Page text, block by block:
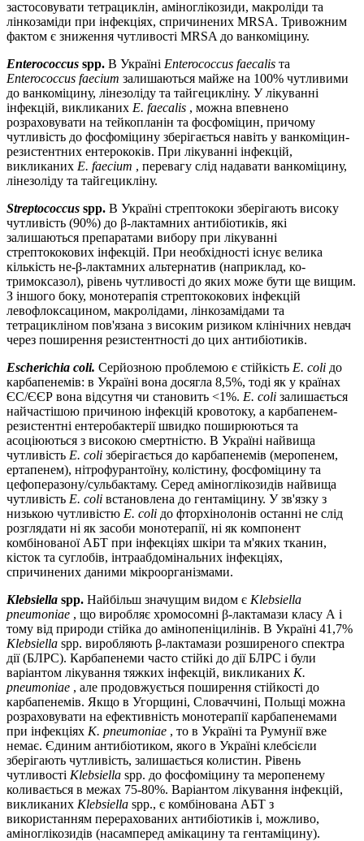
застосовувати тетрациклін, аміноглікозиди, макроліди та
лінкозаміди при інфекціях, спричинених MRSA. Тривожним
фактом є зниження чутливості MRSA до ванкоміцину.
Enterococcus spp. В Україні Enterococcus faecalis та
Enterococcus faecium залишаються майже на 100% чутливими
до ванкоміцину, лінезоліду та тайгецикліну. У лікуванні
інфекцій, викликаних E. faecalis , можна впевнено
розраховувати на тейкопланін та фосфоміцин, причому
чутливість до фосфоміцину зберігається навіть у ванкоміцин-
резистентних ентерококів. При лікуванні інфекцій,
викликаних E. faecium , перевагу слід надавати ванкоміцину,
лінезоліду та тайгецикліну.
Streptococcus spp. В Україні стрептококи зберігають високу
чутливість (90%) до β-лактамних антибіотиків, які
залишаються препаратами вибору при лікуванні
стрептококових інфекцій. При необхідності існує велика
кількість не-β-лактамних альтернатив (наприклад, ко-
тримоксазол), рівень чутливості до яких може бути ще вищим.
З іншого боку, монотерапія стрептококових інфекцій
левофлоксацином, макролідами, лінкозамідами та
тетрацикліном пов'язана з високим ризиком клінічних невдач
через поширення резистентності до цих антибіотиків.
Escherichia coli. Серйозною проблемою є стійкість E. coli до
карбапенемів: в Україні вона досягла 8,5%, тоді як у країнах
ЄС/ЄЄР вона відсутня чи становить <1%. E. coli залишається
найчастішою причиною інфекцій кровотоку, а карбапенем-
резистентні ентеробактерії швидко поширюються та
асоціюються з високою смертністю. В Україні найвища
чутливість E. coli зберігається до карбапенемів (меропенем,
ертапенем), нітрофурантоїну, колістину, фосфоміцину та
цефоперазону/сульбактаму. Серед аміноглікозидів найвища
чутливість E. coli встановлена до гентаміцину. У зв'язку з
низькою чутливістю E. coli до фторхінолонів останні не слід
розглядати ні як засоби монотерапії, ні як компонент
комбінованої АБТ при інфекціях шкіри та м'яких тканин,
кісток та суглобів, інтраабдомінальних інфекціях,
спричинених даними мікроорганізмами.
Klebsiella spp. Найбільш значущим видом є Klebsiella
pneumoniae , що виробляє хромосомні β-лактамази класу А і
тому від природи стійка до амінопеніцилінів. В Україні 41,7%
Klebsiella spp. виробляють β-лактамази розширеного спектра
дії (БЛРС). Карбапенеми часто стійкі до дії БЛРС і були
варіантом лікування тяжких інфекцій, викликаних K.
pneumoniae , але продовжується поширення стійкості до
карбапенемів. Якщо в Угорщині, Словаччині, Польщі можна
розраховувати на ефективність монотерапії карбапенемами
при інфекціях K. pneumoniae , то в Україні та Румунії вже
немає. Єдиним антибіотиком, якого в Україні клебсієли
зберігають чутливість, залишається колистин. Рівень
чутливості Klebsiella spp. до фосфоміцину та меропенему
коливається в межах 75-80%. Варіантом лікування інфекцій,
викликаних Klebsiella spp., є комбінована АБТ з
використанням перерахованих антибіотиків і, можливо,
аміноглікозидів (насамперед амікацину та гентаміцину).